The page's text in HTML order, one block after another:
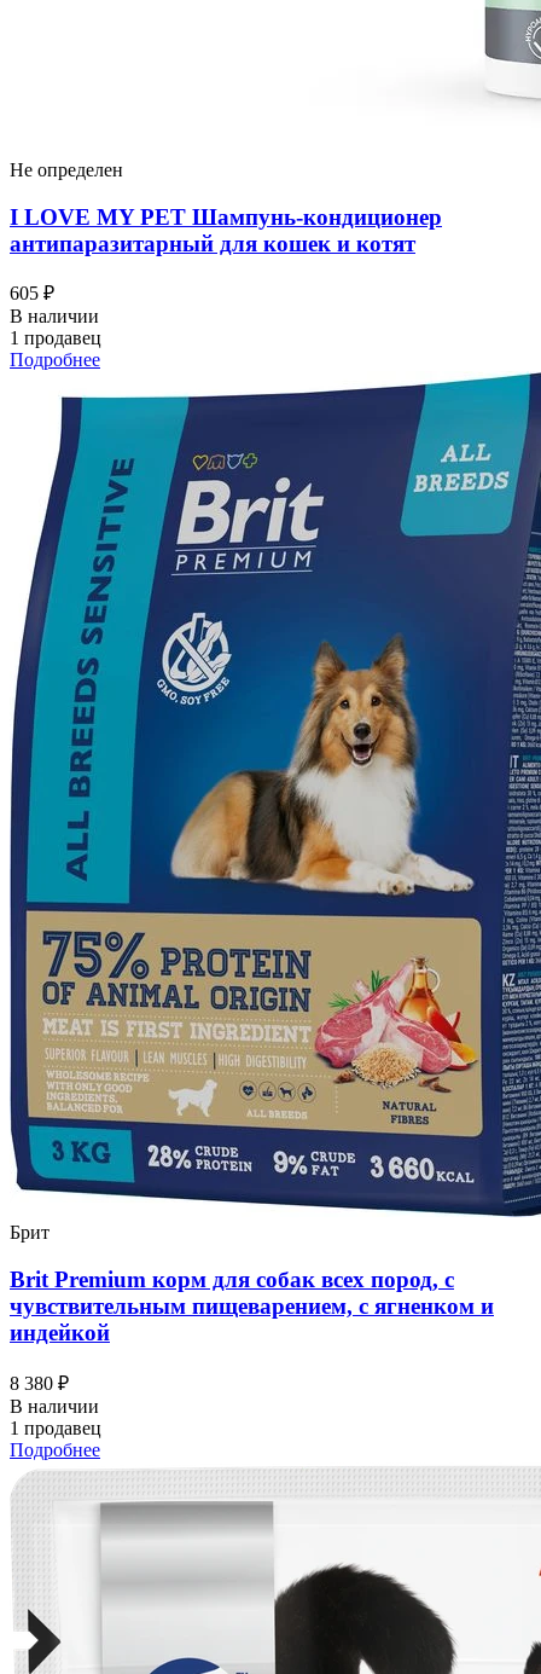
Не определен
I LOVЕ MY PET Шампунь-кондиционер
антипаразитарный для кошек и котят
605 ₽
В наличии
1 продавец
Подробнее
Брит
Brit Premium корм для собак всех пород, с
чувствительным пищеварением, с ягненком и
индейкой
8 380 ₽
В наличии
1 продавец
Подробнее